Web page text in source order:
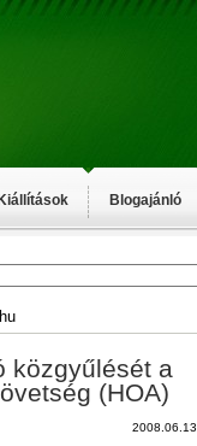
Kiállítások Blogajánló
közgyűlését a
(HOA)
2008.06.13